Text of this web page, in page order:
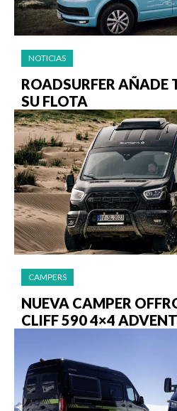
NOTICIAS
ROADSURFER AÑADE
SU FLOTA
CAMPERS
NUEVA CAMPER
CLIFF 590 4×4